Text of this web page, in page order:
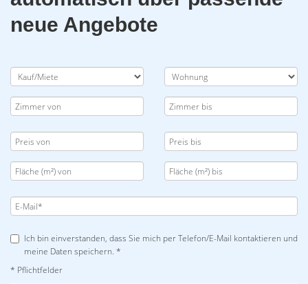
neue Angebote
Ich bin einverstanden, dass Sie mich per Telefon/E-Mail kontaktieren und
meine Daten speichern. *
* Pflichtfelder